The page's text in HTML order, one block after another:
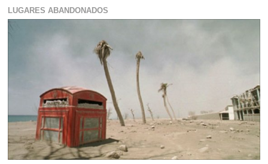
LUGARES ABANDONADOS